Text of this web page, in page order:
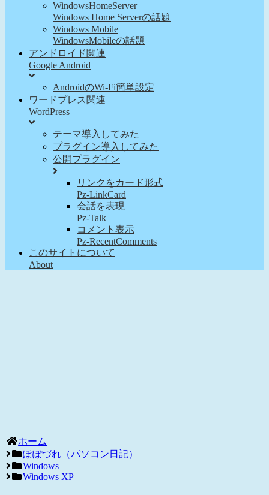
WindowsHomeServer
Windows Home Serverの話題
Windows Mobile
WindowsMobileの話題
アンドロイド関連
Google Android
AndroidのWi-Fi簡単設定
ワードプレス関連
WordPress
テーマ導入してみた
プラグイン導入してみた
公開プラグイン
リンクをカード形式
Pz-LinkCard
会話を表現
Pz-Talk
コメント表示
Pz-RecentComments
このサイトについて
About
ホーム
ぽぽづれ（パソコン日記）
Windows
Windows XP